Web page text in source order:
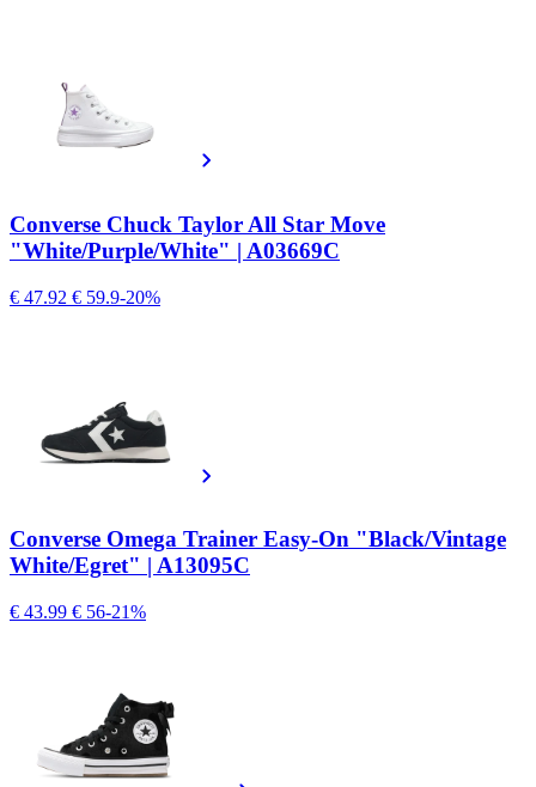
Converse Chuck Taylor All Star Move
"White/Purple/White" | A03669C
€ 47.92 € 59.9-20%
Converse Omega Trainer Easy-On "Black/Vintage
White/Egret" | A13095C
€ 43.99 € 56-21%